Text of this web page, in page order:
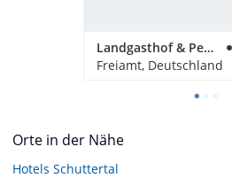
Landgasthof & Pension - Freiämter Hof
Freiamt, Deutschland
Orte in der Nähe
Hotels Schuttertal